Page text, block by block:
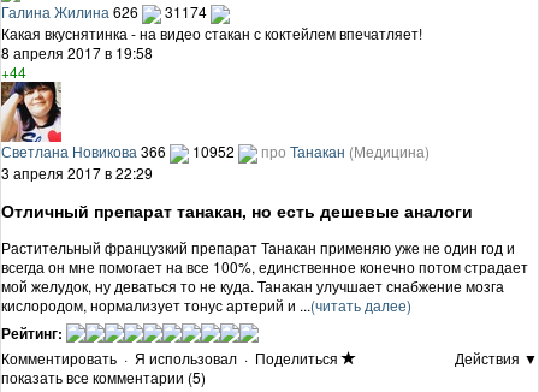
Галина Жилина 626
31174
Какая вкуснятинка - на видео стакан с коктейлем впечатляет!
8 апреля 2017 в 19:58
+44
Светлана Новикова 366 10952 про Танакан (Медицина)
3 апреля 2017 в 22:29
Отличный препарат танакан, но есть дешевые аналоги
Растительный французкий препарат Танакан применяю уже не один год и
всегда он мне помогает на все 100%, единственное конечно потом страдает
мой желудок, ну деваться то не куда. Танакан улучшает снабжение мозга
кислородом, нормализует тонус артерий и ...(читать далее)
Рейтинг:
Комментировать · Я использовал · Поделиться
Действия ▼
показать все комментарии (5)